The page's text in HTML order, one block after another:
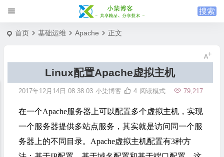
首页 基础运维 Apache 正文
Linux配置Apache虚拟主机
2017年12月14日 08:38:03 小柒博客 79,217
4 阅读模式
在一个Apache服务器上可以配置多个虚拟主机，实现
一个服务器提供多站点服务，其实就是访问同一个服
务器上的不同目录。Apache虚拟主机配置有3种方